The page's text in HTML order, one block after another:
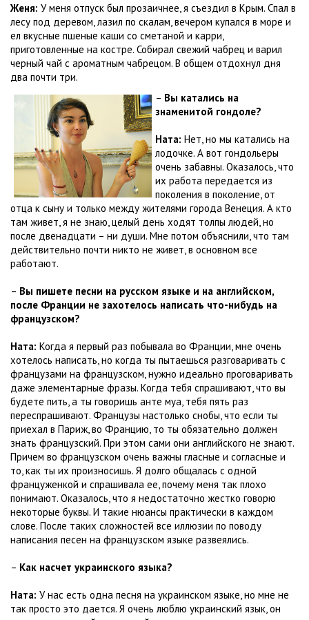
Женя: У меня отпуск был прозаичнее, я съездил в Крым. Спал в
лесу под деревом, лазил по скалам, вечером купался в море и
ел вкусные пшеные каши со сметаной и карри,
приготовленные на костре. Собирал свежий чабрец и варил
черный чай с ароматным чабрецом. В общем отдохнул дня
два почти три.
– Вы катались на
знаменитой гондоле?
Ната: Нет, но мы катались на
лодочке. А вот гондольеры
очень забавны. Оказалось, что
их работа передается из
поколения в поколение, от
отца к сыну и только между жителями города Венеция. А кто
там живет, я не знаю, целый день ходят толпы людей, но
после двенадцати – ни души. Мне потом объяснили, что там
действительно почти никто не живет, в основном все
работают.
– Вы пишете песни на русском языке и на английском,
после Франции не захотелось написать что-нибудь на
французском?
Ната: Когда я первый раз побывала во Франции, мне очень
хотелось написать, но когда ты пытаешься разговаривать с
французами на французском, нужно идеально проговаривать
даже элементарные фразы. Когда тебя спрашивают, что вы
будете пить, а ты говоришь анте муа, тебя пять раз
переспрашивают. Французы настолько снобы, что если ты
приехал в Париж, во Францию, то ты обязательно должен
знать французский. При этом сами они английского не знают.
Причем во французском очень важны гласные и согласные и
то, как ты их произносишь. Я долго общалась с одной
француженкой и спрашивала ее, почему меня так плохо
понимают. Оказалось, что я недостаточно жестко говорю
некоторые буквы. И такие нюансы практически в каждом
слове. После таких сложностей все иллюзии по поводу
написания песен на французском языке развеялись.
– Как насчет украинского языка?
Ната: У нас есть одна песня на украинском языке, но мне не
так просто это дается. Я очень люблю украинский язык, он